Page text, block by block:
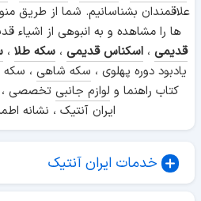
علاقمندان بشناسانیم. شما از طریق
ها را مشاهده و به انبوهی از اشیاء
قدیمی ، اسکناس قدیمی ، سکه طلا ،
یادبود دوره پهلوی ، سکه شاهی ، سکه
کتاب راهنما و لوازم جانبی تخصصی ،
ایران آنتیک ، نشانه
خدمات ایران آنتیک